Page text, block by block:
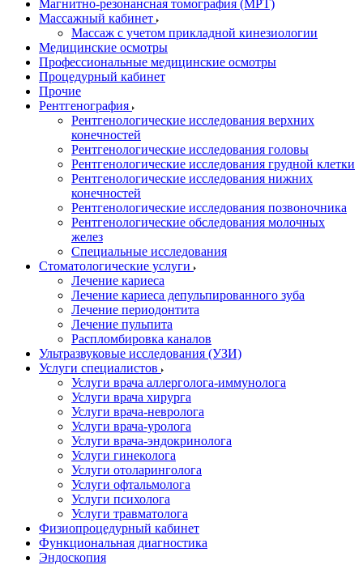
Магнитно-резонансная томография (МРТ)
Массажный кабинет
Массаж с учетом прикладной кинезиологии
Медицинские осмотры
Профессиональные медицинские осмотры
Процедурный кабинет
Прочие
Рентгенография
Рентгенологические исследования верхних
конечностей
Рентгенологические исследования головы
Рентгенологические исследования грудной клетки
Рентгенологические исследования нижних
конечностей
Рентгенологические исследования позвоночника
Рентгенологические обследования молочных
желез
Специальные исследования
Стоматологические услуги
Лечение кариеса
Лечение кариеса депульпированного зуба
Лечение периодонтита
Лечение пульпита
Распломбировка каналов
Ультразвуковые исследования (УЗИ)
Услуги специалистов
Услуги врача аллерголога-иммунолога
Услуги врача хирурга
Услуги врача-невролога
Услуги врача-уролога
Услуги врача-эндокринолога
Услуги гинеколога
Услуги отоларинголога
Услуги офтальмолога
Услуги психолога
Услуги травматолога
Физиопроцедурный кабинет
Функциональная диагностика
Эндоскопия